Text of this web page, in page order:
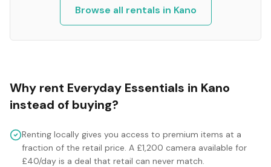
Browse all rentals in Kano
Why rent Everyday Essentials in Kano
instead of buying?
Renting locally gives you access to premium items at a
fraction of the retail price. A £1,200 camera available for
£40/day is a deal that retail can never match.